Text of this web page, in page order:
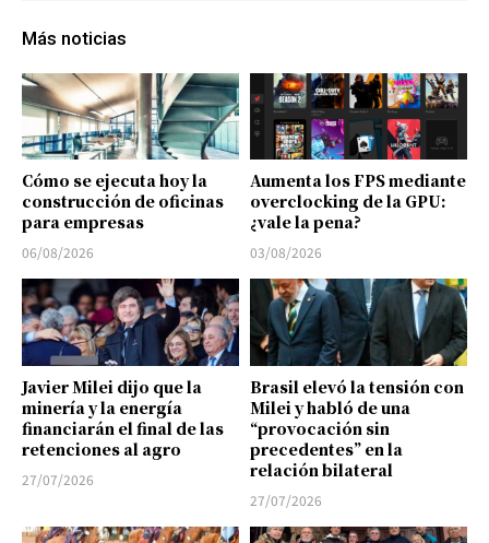
Más noticias
Cómo se ejecuta hoy la
construcción de oficinas
para empresas
06/08/2026
Aumenta los FPS mediante
overclocking de la GPU:
¿vale la pena?
03/08/2026
Javier Milei dijo que la
minería y la energía
financiarán el final de las
retenciones al agro
27/07/2026
Brasil elevó la tensión con
Milei y habló de una
“provocación sin
precedentes” en la
relación bilateral
27/07/2026